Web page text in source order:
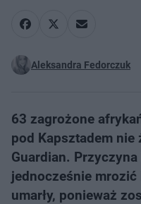
Aleksandra Fedorczuk
63 zagrożone
pod Kapsztadem nie
Guardian.
jednocześnie mrozić
umarły, ponieważ